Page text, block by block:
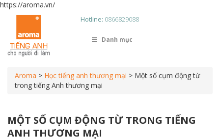
https://aroma.vn/
Hotline: 0866829088
Danh mục
Aroma > Học tiếng anh thương mại > Một số cụm động từ
trong tiếng Anh thương mại
MỘT SỐ CỤM ĐỘNG TỪ TRONG TIẾNG
ANH THƯƠNG MẠI